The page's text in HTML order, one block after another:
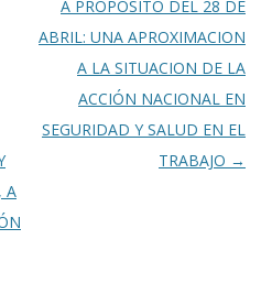
A
A PROPÓSITO DEL 28 DE
ABRIL: UNA APROXIMACION
A LA SITUACION DE LA
ACCIÓN NACIONAL EN
SEGURIDAD Y SALUD EN EL
TRABAJO →